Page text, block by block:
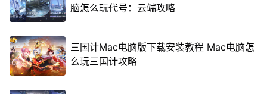
脑怎么玩代号：云端攻略
三国计Mac电脑版下载安装教程 Mac电脑怎
么玩三国计攻略